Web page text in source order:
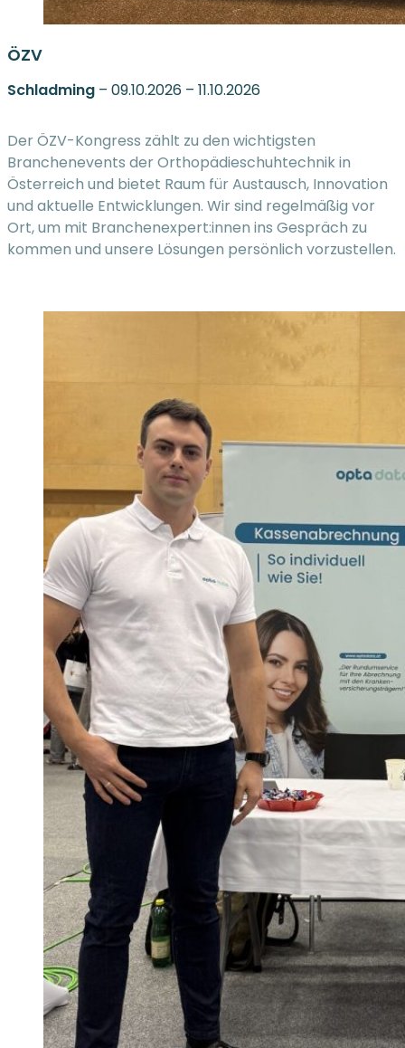
ÖZV
Schladming – 09.10.2026 – 11.10.2026
Der ÖZV-Kongress zählt zu den wichtigsten
Branchenevents der Orthopädieschuhtechnik in
Österreich und bietet Raum für Austausch, Innovation
und aktuelle Entwicklungen. Wir sind regelmäßig vor
Ort, um mit Branchenexpert:innen ins Gespräch zu
kommen und unsere Lösungen persönlich vorzustellen.